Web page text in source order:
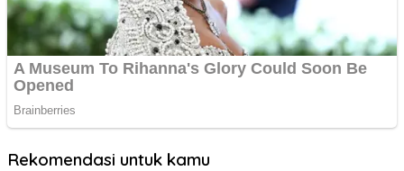
Rekomendasi untuk kamu